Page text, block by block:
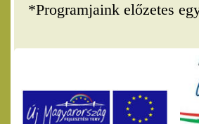
*Programjaink előzetes